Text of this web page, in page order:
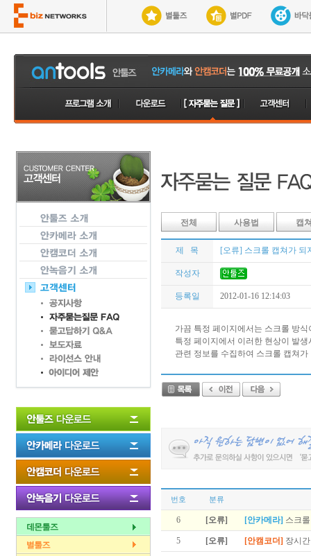
전체 사용법 캡
제 목 [오류] 스크롤 캡쳐가 되
작성자
등록일 2012-01-16 12:14:03
가끔 특정 페이지에서는 스크롤 방
특정 페이지에서 이러한 현상이 발
관련 정보를 수집하여 스크롤 캡쳐
번호 분류
6 [오류] [안카메라] 스크
5 [오류] [안캠코더] 장시